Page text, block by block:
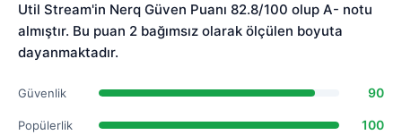
Util Stream'in Nerq Güven Puanı 82.8/100 olup A- notu
almıştır. Bu puan 2 bağımsız olarak ölçülen boyuta
dayanmaktadır.
Güvenlik 90
Popülerlik 100